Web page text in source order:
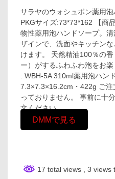
サラヤのウォシュボン薬用
PKGサイズ:73*73*162 【商
物性薬用泡ハンドソープ。
ザインで、洗面やキッチン
けます。 天然精油100％の
ー）がするふわふわ泡をお
: WBH-5A 310ml薬用泡ハン
7.3×7.3×16.2cm・422g ご
っておりません。 事前に十
文ください。
DMMで見る
17 total views , 3 views